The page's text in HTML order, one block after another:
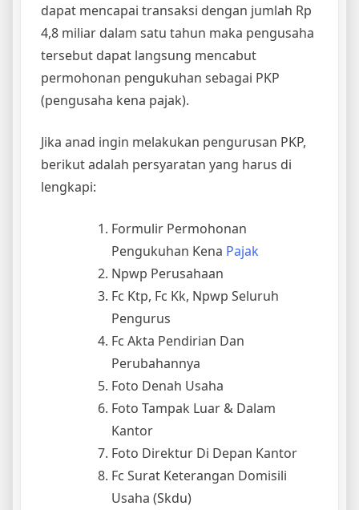
dapat mencapai transaksi dengan jumlah Rp
4,8 miliar dalam satu tahun maka pengusaha
tersebut dapat langsung mencabut
permohonan pengukuhan sebagai PKP
(pengusaha kena pajak).
Jika anad ingin melakukan pengurusan PKP,
berikut adalah persyaratan yang harus di
lengkapi:
Formulir Permohonan
Pengukuhan Kena Pajak
Npwp Perusahaan
Fc Ktp, Fc Kk, Npwp Seluruh
Pengurus
Fc Akta Pendirian Dan
Perubahannya
Foto Denah Usaha
Foto Tampak Luar & Dalam
Kantor
Foto Direktur Di Depan Kantor
Fc Surat Keterangan Domisili
Usaha (Skdu)